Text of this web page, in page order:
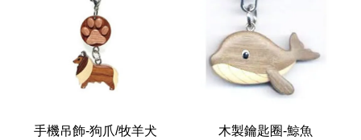
手機吊飾-狗爪/牧羊犬 木製鑰匙圈-鯨魚